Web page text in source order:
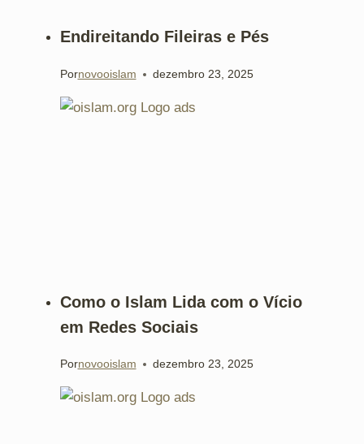
Endireitando Fileiras e Pés
Pornovooislam dezembro 23, 2025
Como o Islam Lida com o Vício
em Redes Sociais
Pornovooislam dezembro 23, 2025